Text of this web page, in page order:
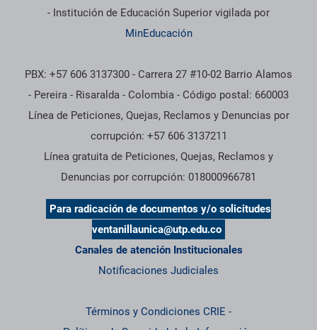
- Institución de Educación Superior vigilada por
MinEducación
PBX: +57 606 3137300 - Carrera 27 #10-02 Barrio Alamos
- Pereira - Risaralda - Colombia - Código postal: 660003
Línea de Peticiones, Quejas, Reclamos y Denuncias por
corrupción: +57 606 3137211
Línea gratuita de Peticiones, Quejas, Reclamos y
Denuncias por corrupción: 018000966781
Para radicación de documentos y/o solicitudes
ventanillaunica@utp.edu.co
Canales de atención Institucionales
Notificaciones Judiciales
Términos y Condiciones CRIE -